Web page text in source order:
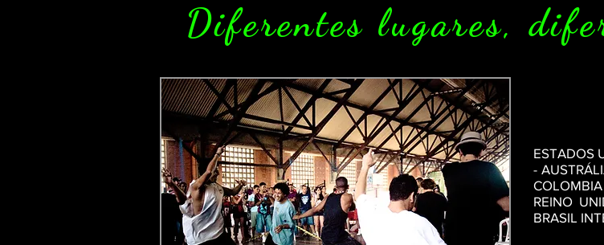
Diferentes lugares,
ESTADOS
-
COLOMBIA
REINO
BRASIL